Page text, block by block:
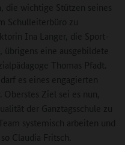
wichtige Stützen seines
Schulleiterbüro zu
Ina Langer, die Sport-
übrigens eine ausgebildete
Thomas Pfadt.
es eines engagierten
Oberstes Ziel sei es nun,
der Ganztagsschule zu
systemisch arbeiten und
Claudia Fritsch.